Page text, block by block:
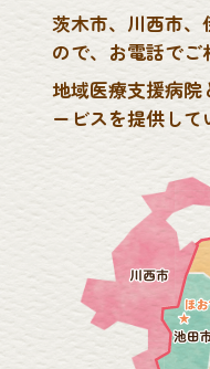
茨木市、川西市、
ので、 お電話でご
地域医療支援病院
ービスを提供して